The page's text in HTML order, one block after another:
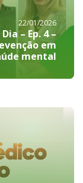
22/01/2026
– Ep. 4 –
em
mental